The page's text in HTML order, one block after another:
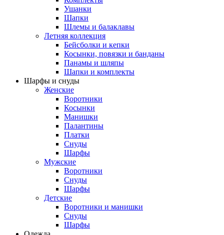
Ушанки
Шапки
Шлемы и балаклавы
Летняя коллекция
Бейсболки и кепки
Косынки, повязки и банданы
Панамы и шляпы
Шапки и комплекты
Шарфы и снуды
Женские
Воротники
Косынки
Манишки
Палантины
Платки
Снуды
Шарфы
Мужские
Воротники
Снуды
Шарфы
Детские
Воротники и манишки
Снуды
Шарфы